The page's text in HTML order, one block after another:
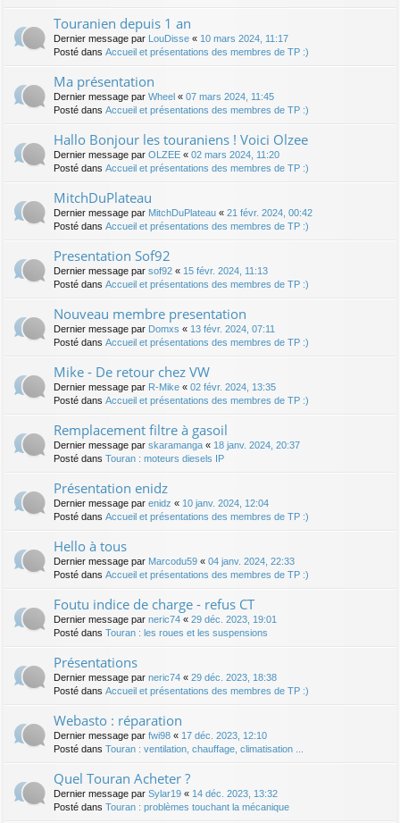
Touranien depuis 1 an
Dernier message par LouDisse « 10 mars 2024, 11:17
Posté dans Accueil et présentations des membres de TP :)
Ma présentation
Dernier message par Wheel « 07 mars 2024, 11:45
Posté dans Accueil et présentations des membres de TP :)
Hallo Bonjour les touraniens ! Voici Olzee
Dernier message par OLZEE « 02 mars 2024, 11:20
Posté dans Accueil et présentations des membres de TP :)
MitchDuPlateau
Dernier message par MitchDuPlateau « 21 févr. 2024, 00:42
Posté dans Accueil et présentations des membres de TP :)
Presentation Sof92
Dernier message par sof92 « 15 févr. 2024, 11:13
Posté dans Accueil et présentations des membres de TP :)
Nouveau membre presentation
Dernier message par Domxs « 13 févr. 2024, 07:11
Posté dans Accueil et présentations des membres de TP :)
Mike - De retour chez VW
Dernier message par R-Mike « 02 févr. 2024, 13:35
Posté dans Accueil et présentations des membres de TP :)
Remplacement filtre à gasoil
Dernier message par skaramanga « 18 janv. 2024, 20:37
Posté dans Touran : moteurs diesels IP
Présentation enidz
Dernier message par enidz « 10 janv. 2024, 12:04
Posté dans Accueil et présentations des membres de TP :)
Hello à tous
Dernier message par Marcodu59 « 04 janv. 2024, 22:33
Posté dans Accueil et présentations des membres de TP :)
Foutu indice de charge - refus CT
Dernier message par neric74 « 29 déc. 2023, 19:01
Posté dans Touran : les roues et les suspensions
Présentations
Dernier message par neric74 « 29 déc. 2023, 18:38
Posté dans Accueil et présentations des membres de TP :)
Webasto : réparation
Dernier message par fwi98 « 17 déc. 2023, 12:10
Posté dans Touran : ventilation, chauffage, climatisation ...
Quel Touran Acheter ?
Dernier message par Sylar19 « 14 déc. 2023, 13:32
Posté dans Touran : problèmes touchant la mécanique